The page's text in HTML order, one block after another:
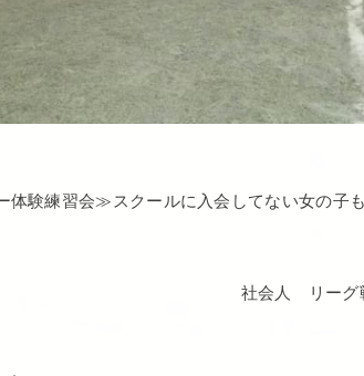
体験練習会≫スクールに入会してない女の子
社会人 リー